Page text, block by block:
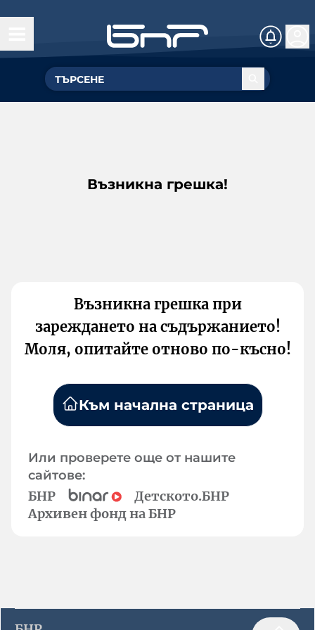
Възникна грешка!
Възникна грешка при
зареждането на съдържанието!
Моля, опитайте отново по-късно!
Към начална страница
Или проверете още от нашите
сайтове:
БНР
Детското.БНР
Архивен фонд на БНР